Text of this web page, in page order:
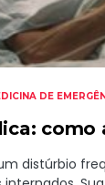
DE
como
distúrbio